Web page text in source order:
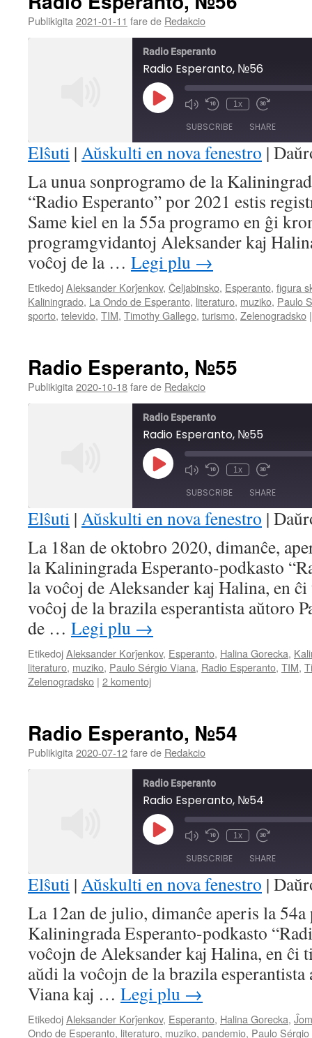
Publikigita 2021-01-11 fare de Redakcio
Radio Esperanto
Radio Esperanto, №56
Play
Episode Mute/Unmute
Rewind
Seconds
1x
Fast
30
seconds
SUBSCRIBE SHARE
RSS FEED
LINK
EMBED
Elŝuti | Aŭskulti en nova fenestro |
La unua sonprogramo de la
“Radio Esperanto” por 2021 estis
Same kiel en la 55a programo en ĝi
programgvidantoj Aleksander kaj
voĉoj de la … Legi plu →
EtikedojAleksander Korĵenkov, Ĉeljabinsko, Esperanto, figura
Kaliningrado, La Ondo de Esperanto, literaturo, muziko, Paulo
sporto, televido, TIM, Timothy Gallego, turismo, Zelenogradsko |
Radio Esperanto, №55
Publikigita 2020-10-18fare de Redakcio
Radio Esperanto
Radio Esperanto, №55
Play
Episode Mute/Unmute
Rewind
Seconds
1x
Fast
30
seconds
SUBSCRIBE SHARE
RSS FEED
LINK
EMBED
Elŝuti | Aŭskulti en nova fenestro |
La 18an de oktobro 2020, dimanĉe,
la Kaliningrada Esperanto-podkasto
la voĉoj de Aleksander kaj Halina, en
voĉoj de la brazila esperantista aŭtoro
de … Legi plu →
EtikedojAleksander Korĵenkov, Esperanto, Halina Gorecka,
literaturo, muziko, Paulo Sérgio Viana, Radio Esperanto, TIM,
Zelenogradsko | 2 komentoj
Radio Esperanto, №54
Publikigita 2020-07-12fare de Redakcio
Radio Esperanto
Radio Esperanto, №54
Play
Episode Mute/Unmute
Rewind
Seconds
1x
Fast
30
seconds
SUBSCRIBE SHARE
RSS FEED
LINK
EMBED
Elŝuti | Aŭskulti en nova fenestro |
La 12an de julio, dimanĉe aperis la
Kaliningrada Esperanto-podkasto
voĉojn de Aleksander kaj Halina, en ĉi
aŭdi la voĉojn de la brazila
Viana kaj … Legi plu →
EtikedojAleksander Korĵenkov, Esperanto, Halina Gorecka,
Ondo de Esperanto, literaturo, muziko, pandemio, Paulo